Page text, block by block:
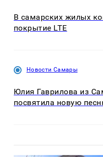
В самарских жилых
покрытие LTE
Новости Самары
Юлия Гаврилова из
посвятила новую